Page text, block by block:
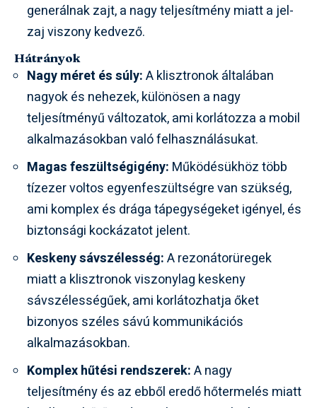
generálnak zajt, a nagy teljesítmény miatt a jel-
zaj viszony kedvező.
Hátrányok
Nagy méret és súly:A klisztronok általában
nagyok és nehezek, különösen a nagy
teljesítményű változatok, ami korlátozza a mobil
alkalmazásokban való felhasználásukat.
Magas feszültségigény: Működésükhöz több
tízezer voltos egyenfeszültségre van szükség,
ami komplex és drága tápegységeket igényel, és
biztonsági kockázatot jelent.
Keskeny sávszélesség:A rezonátorüregek
miatt a klisztronok viszonylag keskeny
sávszélességűek, ami korlátozhatja őket
bizonyos széles sávú kommunikációs
alkalmazásokban.
Komplex hűtési rendszerek:A nagy
teljesítmény és az ebből eredő hőtermelés miatt